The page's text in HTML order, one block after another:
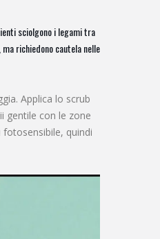
sciolgono i legami tra
richiedono cautela nelle
Applica lo scrub
gentile con le zone
fotosensibile, quindi